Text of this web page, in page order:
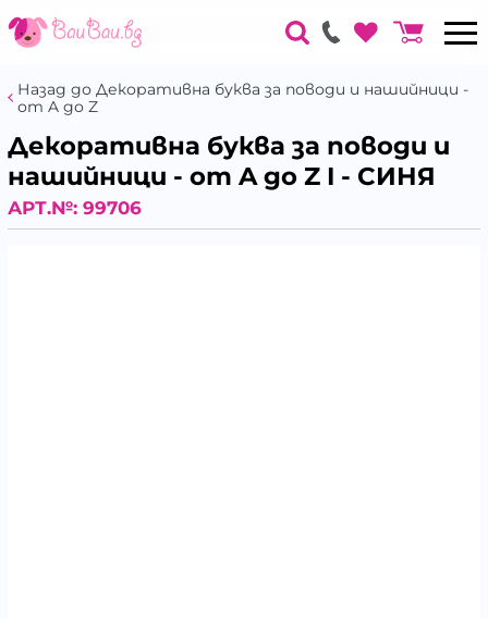
Назад до Декоративна буква за поводи и нашийници -
от A до Z
Декоративна буква за поводи и
нашийници - от A до Z I - СИНЯ
АРТ.№: 99706